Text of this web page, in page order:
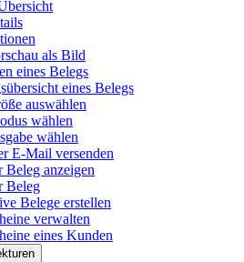
als Bild
eines Belegs
eines Belegs
auswählen
wählen
wählen
E-Mail versenden
Beleg anzeigen
Beleg
Belege erstellen
verwalten
eines Kunden